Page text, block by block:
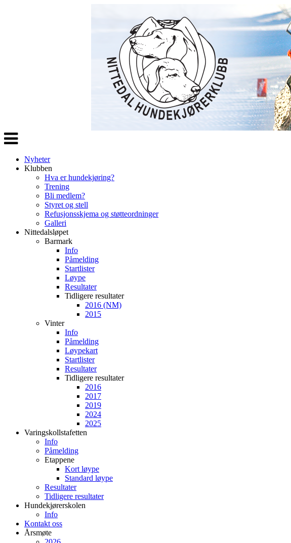
Veksle
navigasjon
Nyheter
Klubben
Hva er hundekjøring?
Trening
Bli medlem?
Styret og stell
Refusjonsskjema og støtteordninger
Galleri
Nittedalsløpet
Barmark
Info
Påmelding
Startlister
Løype
Resultater
Tidligere resultater
2016 (NM)
2015
Vinter
Info
Påmelding
Løypekart
Startlister
Resultater
Tidligere resultater
2016
2017
2019
2024
2025
Varingskollstafetten
Info
Påmelding
Etappene
Kort løype
Standard løype
Resultater
Tidligere resultater
Hundekjørerskolen
Info
Kontakt oss
Årsmøte